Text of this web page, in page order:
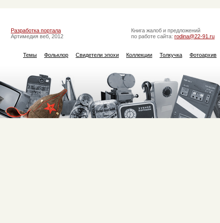
Разработка портала
Артимедия веб, 2012
Книга жалоб и предложений
по работе сайта: rodina@22-91.ru
Темы Фольклор Свидетели эпохи Коллекции Толкучка Фотоархив